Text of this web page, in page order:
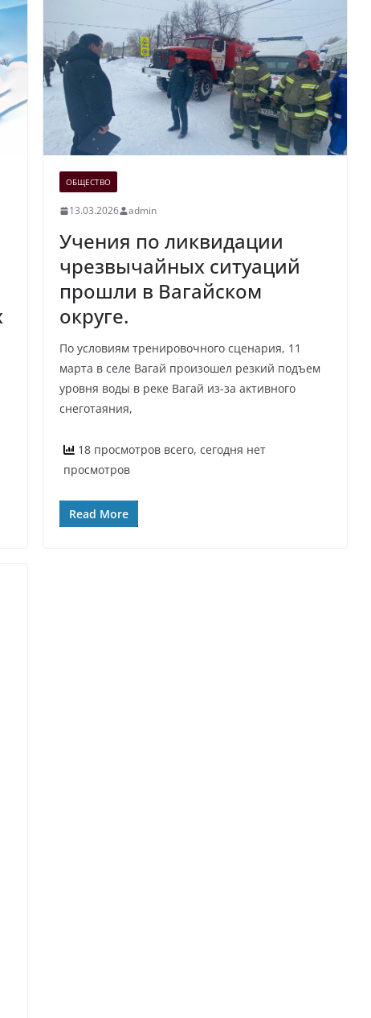
ОБЩЕСТВО
13.03.2026 admin
Учения по ликвидации
чрезвычайных ситуаций
прошли в Вагайском
округе.
По условиям тренировочного сценария, 11
марта в селе Вагай произошел резкий подъем
уровня воды в реке Вагай из-за активного
снеготаяния,
18 просмотров всего, сегодня нет
просмотров
Read More